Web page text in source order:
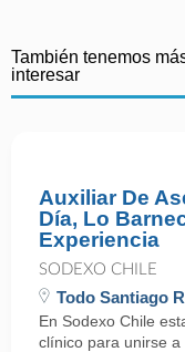
También tenemos
interesar
Auxiliar De
Día, Lo
Experiencia
SODEXO CHILE
Todo Santiago
En Sodexo Chile
clínico para unirse